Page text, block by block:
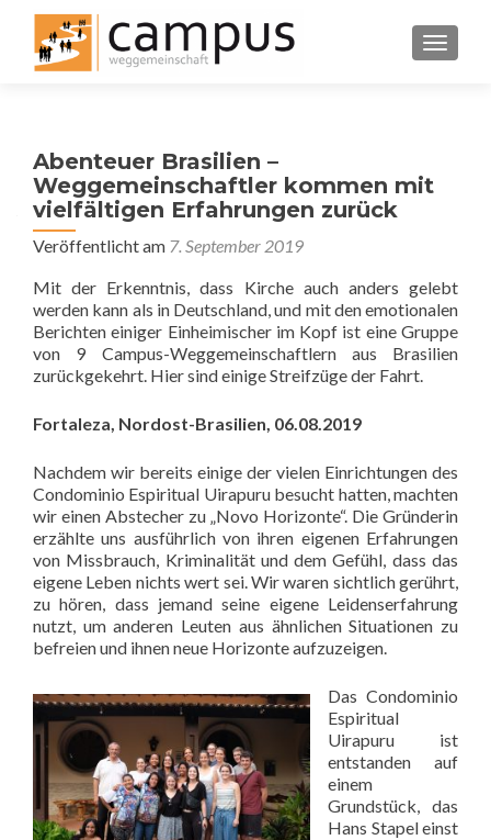
Abenteuer Brasilien –
Weggemeinschaftler kommen mit
vielfältigen Erfahrungen zurück
Veröffentlicht am 7. September 2019
Mit der Erkenntnis, dass Kirche auch anders gelebt
werden kann als in Deutschland, und mit den emotionalen
Berichten einiger Einheimischer im Kopf ist eine Gruppe
von 9 Campus-Weggemeinschaftlern aus Brasilien
zurückgekehrt. Hier sind einige Streifzüge der Fahrt.
Fortaleza, Nordost-Brasilien, 06.08.2019
Nachdem wir bereits einige der vielen Einrichtungen des
Condominio Espiritual Uirapuru besucht hatten, machten
wir einen Abstecher zu „Novo Horizonte“. Die Gründerin
erzählte uns ausführlich von ihren eigenen Erfahrungen
von Missbrauch, Kriminalität und dem Gefühl, dass das
eigene Leben nichts wert sei. Wir waren sichtlich gerührt,
zu hören, dass jemand seine eigene Leidenserfahrung
nutzt, um anderen Leuten aus ähnlichen Situationen zu
befreien und ihnen neue Horizonte aufzuzeigen.
Das Condominio
Espiritual
Uirapuru ist
entstanden auf
einem
Grundstück, das
Hans Stapel einst